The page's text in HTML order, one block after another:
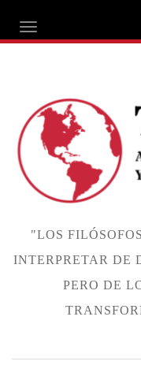
ALTERNAR
"LOS
INTERPRETAR DE
PERO DE